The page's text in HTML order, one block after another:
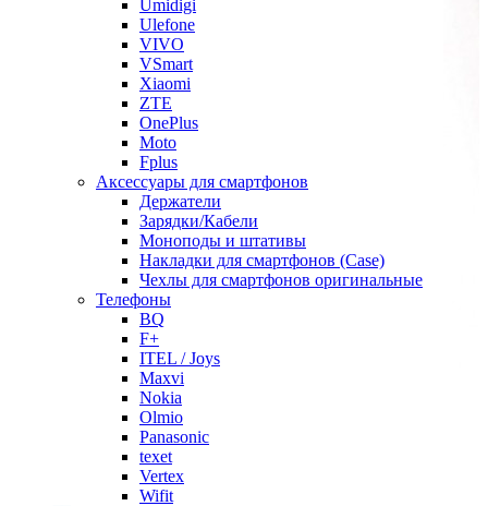
Umidigi
Ulefone
VIVO
VSmart
Xiaomi
ZTE
OnePlus
Moto
Fplus
Аксессуары для смартфонов
Держатели
Зарядки/Кабели
Моноподы и штативы
Накладки для смартфонов (Case)
Чехлы для смартфонов оригинальные
Телефоны
BQ
F+
ITEL / Joys
Maxvi
Nokia
Olmio
Panasonic
texet
Vertex
Wifit